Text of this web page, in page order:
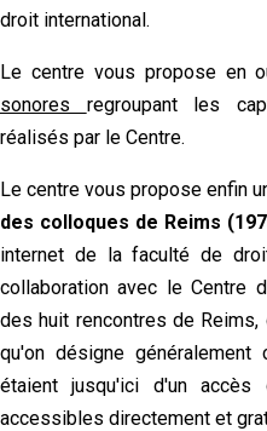
droit international.
Le centre vous propose en
sonores regroupant les
réalisés par le Centre.
Le centre vous propose enfin
des colloques de Reims
internet de la faculté de
collaboration avec le Centre
des huit rencontres de
qu'on désigne
étaient jusqu'ici d'un accès
accessibles directement et